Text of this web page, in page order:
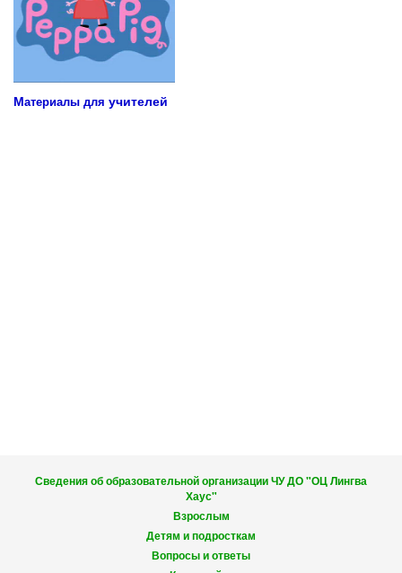
Материалы для учителей
Сведения об образовательной организации ЧУ ДО "ОЦ Лингва
Хаус"
Взрослым
Детям и подросткам
Вопросы и ответы